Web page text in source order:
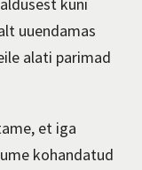
uuendamas
alati parimad
et iga
kohandatud